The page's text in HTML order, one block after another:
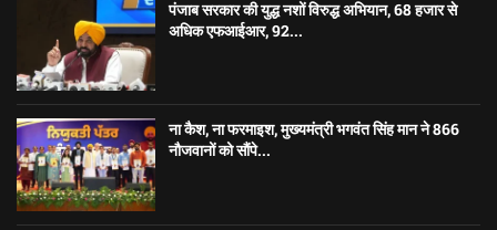
पंजाब सरकार की युद्ध नशों विरुद्ध अभियान, 68 हजार से
अधिक एफआईआर, 92...
ना कैश, ना फरमाइश, मुख्यमंत्री भगवंत सिंह मान ने 866
नौजवानों को सौंपे...